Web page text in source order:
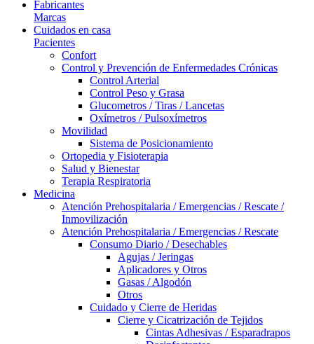
Fabricantes
Marcas
Cuidados en casa
Pacientes
Confort
Control y Prevención de Enfermedades Crónicas
Control Arterial
Control Peso y Grasa
Glucometros / Tiras / Lancetas
Oxímetros / Pulsoxímetros
Movilidad
Sistema de Posicionamiento
Ortopedia y Fisioterapia
Salud y Bienestar
Terapia Respiratoria
Medicina
Atención Prehospitalaria / Emergencias / Rescate /
Inmovilización
Atención Prehospitalaria / Emergencias / Rescate
Consumo Diario / Desechables
Agujas / Jeringas
Aplicadores y Otros
Gasas / Algodón
Otros
Cuidado y Cierre de Heridas
Cierre y Cicatrización de Tejidos
Cintas Adhesivas / Esparadrapos